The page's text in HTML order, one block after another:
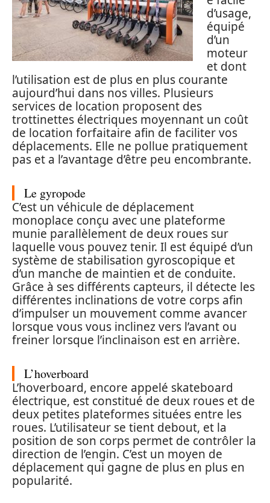
d’usage,
équipé
d’un
moteur
et dont
l’utilisation est de plus en plus courante
aujourd’hui dans nos villes. Plusieurs
services de location proposent des
trottinettes électriques moyennant un coût
de location forfaitaire afin de faciliter vos
déplacements. Elle ne pollue pratiquement
pas et a l’avantage d’être peu encombrante.
Le gyropode
C’est un véhicule de déplacement
monoplace conçu avec une plateforme
munie parallèlement de deux roues sur
laquelle vous pouvez tenir. Il est équipé d’un
système de stabilisation gyroscopique et
d’un manche de maintien et de conduite.
Grâce à ses différents capteurs, il détecte les
différentes inclinations de votre corps afin
d’impulser un mouvement comme avancer
lorsque vous vous inclinez vers l’avant ou
freiner lorsque l’inclinaison est en arrière.
L’hoverboard
L’hoverboard, encore appelé skateboard
électrique, est constitué de deux roues et de
deux petites plateformes situées entre les
roues. L’utilisateur se tient debout, et la
position de son corps permet de contrôler la
direction de l’engin. C’est un moyen de
déplacement qui gagne de plus en plus en
popularité.